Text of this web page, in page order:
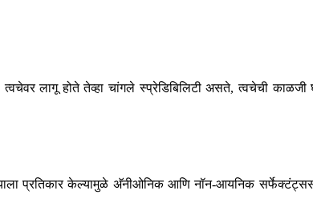
लागू होते तेव्हा चांगले स्प्रेडिबिलिटी असते, त्वचेची काळजी
प्रतिकार केल्यामुळे अ‍ॅनीओनिक आणि नॉन-आयनिक